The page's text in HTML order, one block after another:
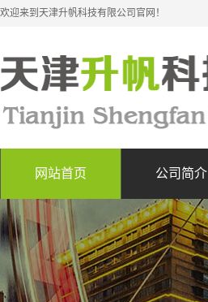
欢迎来到天津升帆科技有限公司官网！
网站首页 公司简介